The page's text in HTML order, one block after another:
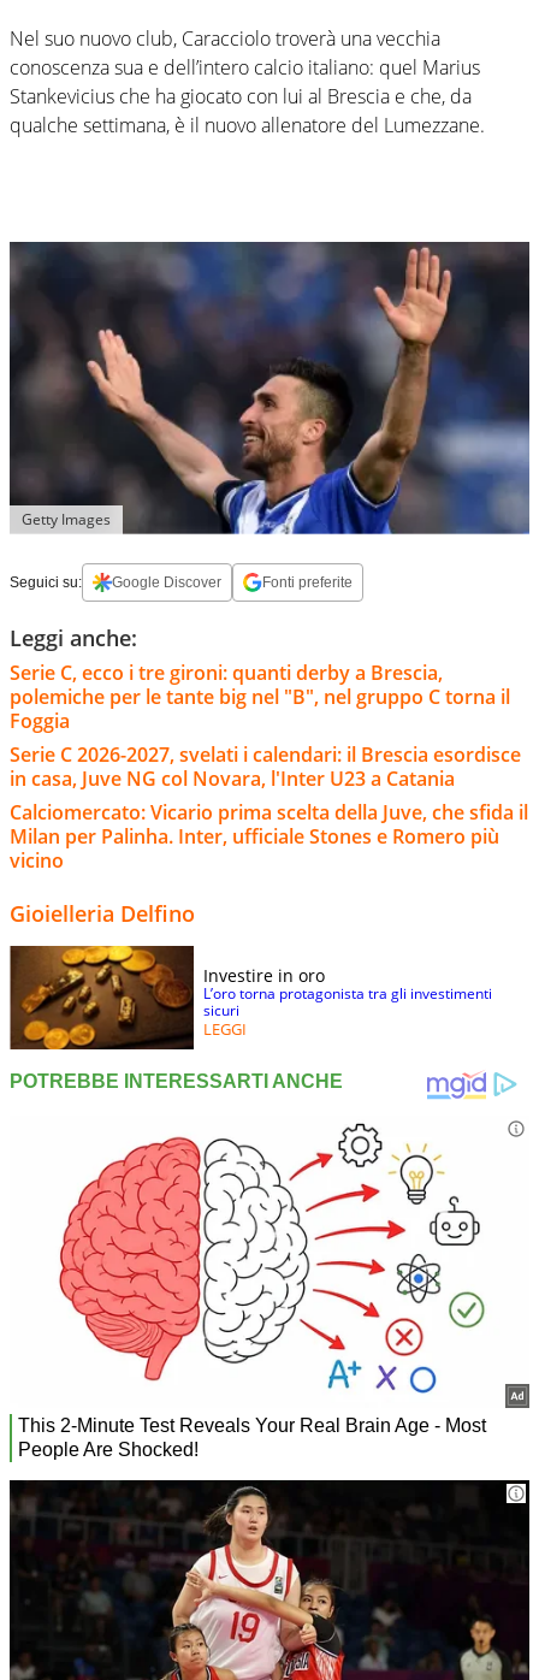
Nel suo nuovo club, Caracciolo troverà una vecchia
conoscenza sua e dell’intero calcio italiano: quel Marius
Stankevicius che ha giocato con lui al Brescia e che, da
qualche settimana, è il nuovo allenatore del Lumezzane.
Getty Images
Seguici su: Google Discover Fonti preferite
Leggi anche:
Serie C, ecco i tre gironi: quanti derby a Brescia,
polemiche per le tante big nel "B", nel gruppo C torna il
Foggia
Serie C 2026-2027, svelati i calendari: il Brescia esordisce
in casa, Juve NG col Novara, l'Inter U23 a Catania
Calciomercato: Vicario prima scelta della Juve, che sfida il
Milan per Palinha. Inter, ufficiale Stones e Romero più
vicino
Gioielleria Delfino
Investire in oro
L’oro torna protagonista tra gli investimenti
sicuri
LEGGI